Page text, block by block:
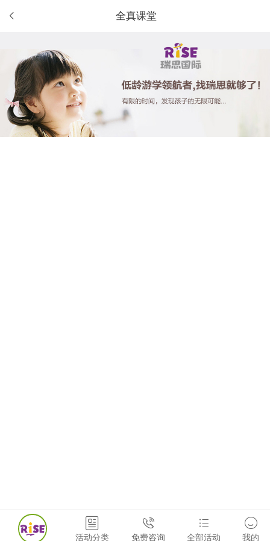
 全真课堂

活动分类

免费咨询

全部活动

我的